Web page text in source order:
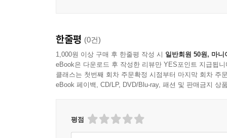
한줄평 (0건)
1,000원 이상 구매 후 한줄평 작성 시 일반회원 50원, 마니
eBook은 다운로드 후 작성한 리뷰만 YES포인트 지급됩니
클래스는 첫번째 회차 주문확정 시점부터 마지막 회차 주
eBook 페이백, CD/LP, DVD/Blu-ray, 패션 및 판매금지 상
평점